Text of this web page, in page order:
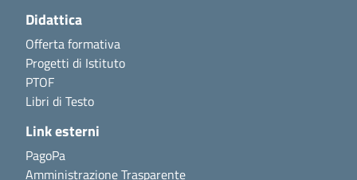
Didattica
Offerta formativa
Progetti di Istituto
PTOF
Libri di Testo
Link esterni
PagoPa
Amministrazione Trasparente